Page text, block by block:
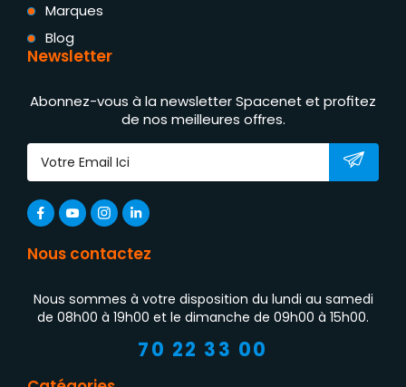
Marques
Blog
Newsletter
Abonnez-vous à la newsletter Spacenet et profitez
de nos meilleures offres.
Nous contactez
Nous sommes à votre disposition du lundi au samedi
de 08h00 à 19h00 et le dimanche de 09h00 à 15h00.
70 22 33 00